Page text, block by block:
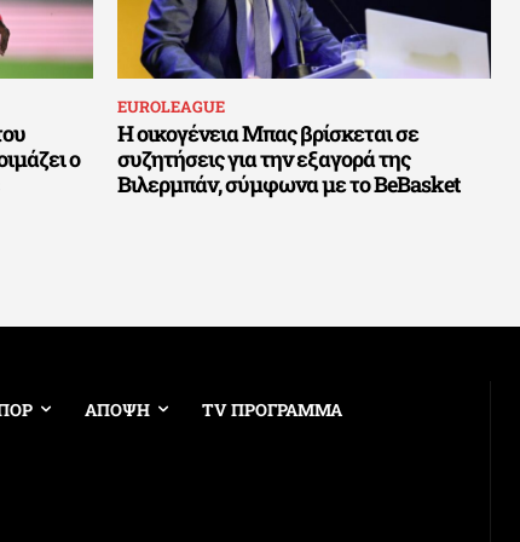
ο
EUROLEAGUE
Η οικογένεια Μπας βρίσκεται σε
συζητήσεις για την εξαγορά της
Βιλερμπάν, σύμφωνα με το BeBasket
ΑΠΟΨΗ TV ΠΡΟΓΡΑΜΜΑ